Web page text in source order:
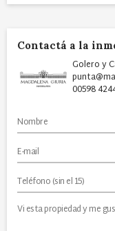
Contactá a la
Golero y
00598